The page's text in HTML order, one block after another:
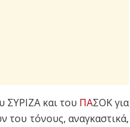
και του ΠΑΣΟΚ για
του τόνους, αναγκαστικά,